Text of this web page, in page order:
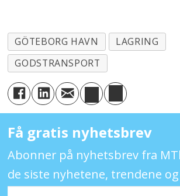
GÖTEBORG HAVN
LAGRING
GODSTRANSPORT
Få gratis nyhetsbrev
Abonner på nyhetsbrev fra
de siste nyhetene, trendene